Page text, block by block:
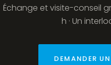
Échange et visite-conseil
h · Un
DEMANDER